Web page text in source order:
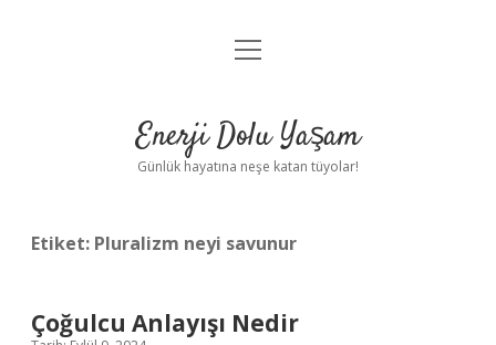
Anasayfa
Yasal Uyarı
menüyü
Enerji Dolu Yaşam
Günlük hayatına neşe katan tüyolar!
Etiket: Pluralizm neyi savunur
Çoğulcu Anlayışı Nedir